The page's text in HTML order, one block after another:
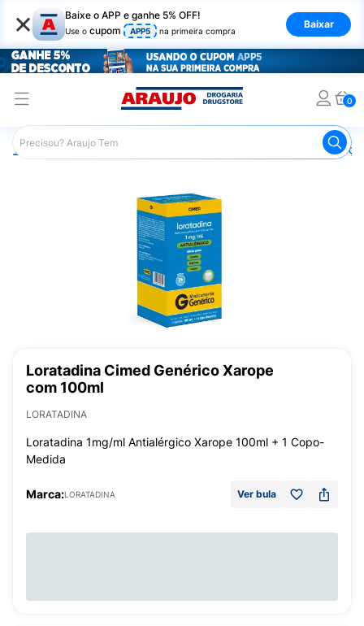
× Baixe o APP e ganhe 5% OFF!
Use o cupom APP5 na primeira compra
Baixar
0
Araujo Medicamentos Remédios para Alergias e
Loratadina Cimed Genérico Xarope
com 100ml
LORATADINA
Loratadina 1mg/ml Antialérgico Xarope 100ml + 1 Copo-
Medida
Marca:LORATADINA Ver bula